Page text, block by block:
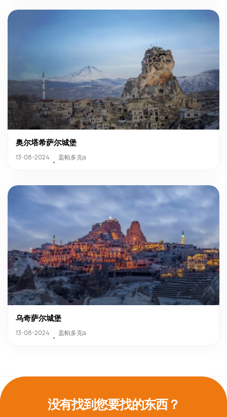
奥尔塔希萨尔城堡
13-08-2024 盖帕多克a
乌奇萨尔城堡
13-08-2024 盖帕多克a
没有找到您要找的东西？